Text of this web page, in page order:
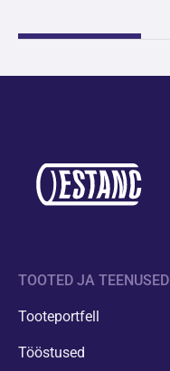
TOOTED JA TEENUSED
Tooteportfell
Tööstused